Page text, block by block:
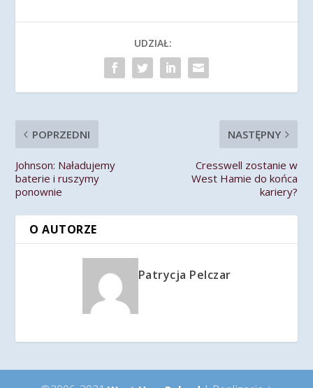
UDZIAŁ:
POPRZEDNI
Johnson: Naładujemy
baterie i ruszymy
ponownie
NASTĘPNY
Cresswell zostanie w
West Hamie do końca
kariery?
O AUTORZE
Patrycja Pelczar